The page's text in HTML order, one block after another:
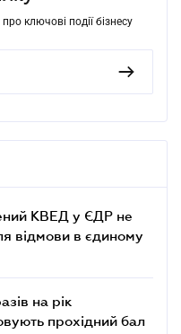
ключові події бізнесу
КВЕД у ЄДР не
відмови в єдиному
на рік
прохідний бал